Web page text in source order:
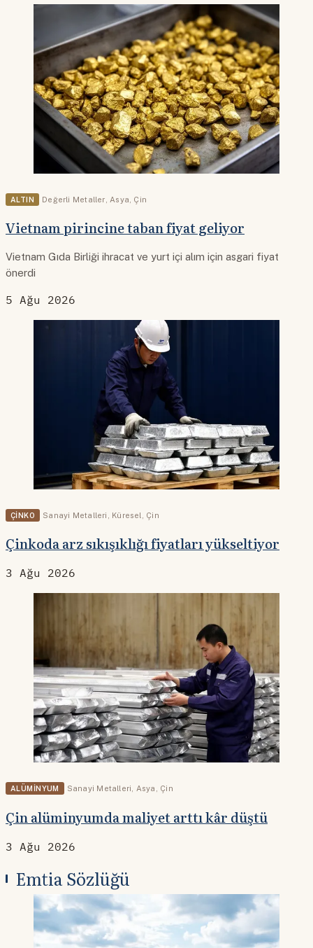
ALTIN Değerli Metaller Asya Çin
Vietnam pirincine taban fiyat geliyor
Vietnam Gıda Birliği ihracat ve yurt içi alım için asgari fiyat
önerdi
5 Ağu 2026
ÇINKO Sanayi Metalleri Küresel Çin
Çinkoda arz sıkışıklığı fiyatları yükseltiyor
3 Ağu 2026
ALÜMINYUM Sanayi Metalleri Asya Çin
Çin alüminyumda maliyet arttı kâr düştü
3 Ağu 2026
Emtia Sözlüğü